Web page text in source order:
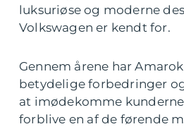
luksuriøse og moderne
Volkswagen er kendt for.
Gennem årene har
betydelige forbedringer
at imødekomme
forblive en af de førende